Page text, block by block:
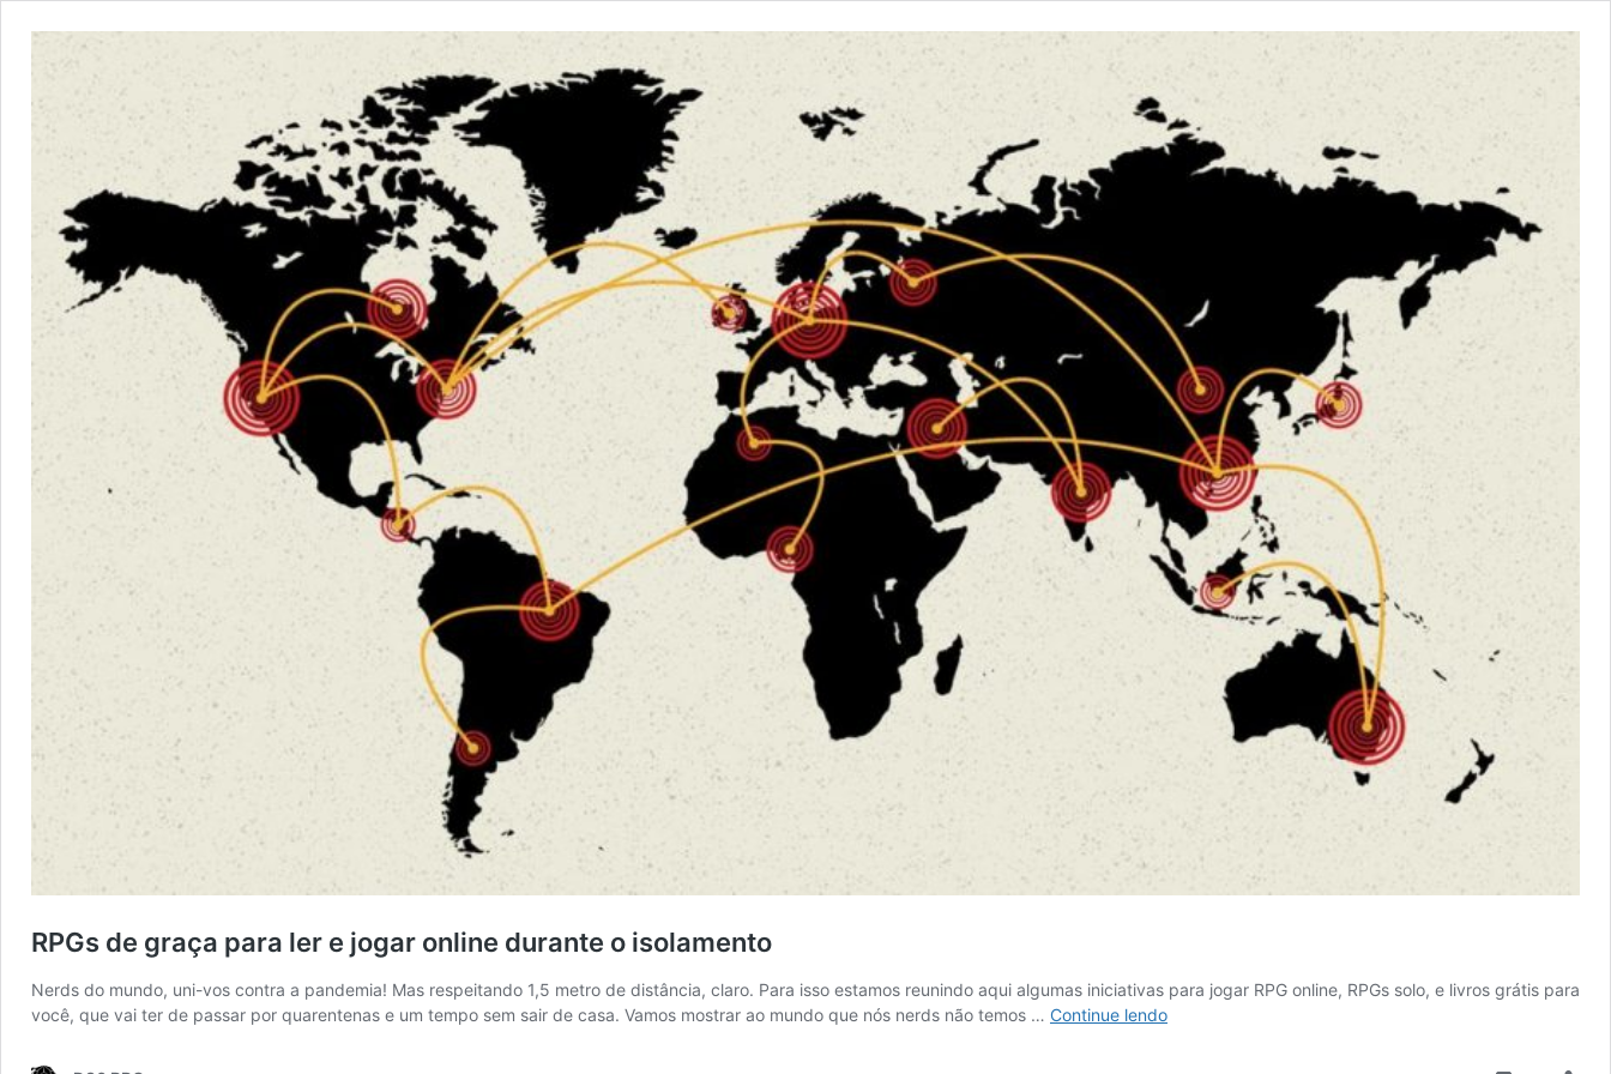
RPGs de graça para ler e jogar online durante o isolamento
Nerds do mundo, uni-vos contra a pandemia! Mas respeitando 1,5 metro de distância, claro. Para isso estamos reunindo aqui algumas iniciativas para jogar RPG online, RPGs solo, e livros grátis para
você, que vai ter de passar por quarentenas e um tempo sem sair de casa. Vamos mostrar ao mundo que nós nerds não temos … Continue lendoRPGs